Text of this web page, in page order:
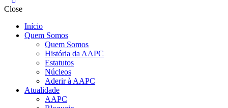
Close
Início
Quem Somos
Quem Somos
História da AAPC
Estatutos
Núcleos
Aderir à AAPC
Atualidade
AAPC